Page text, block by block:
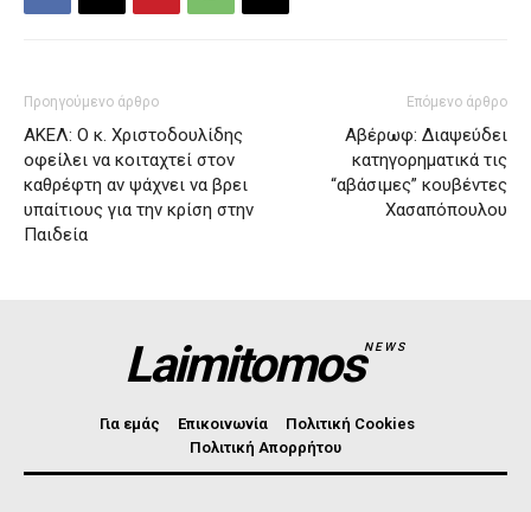
Προηγούμενο άρθρο
ΑΚΕΛ: Ο κ. Χριστοδουλίδης
οφείλει να κοιταχτεί στον
καθρέφτη αν ψάχνει να βρει
υπαίτιους για την κρίση στην
Παιδεία
Επόμενο άρθρο
Αβέρωφ: Διαψεύδει
κατηγορηματικά τις
“αβάσιμες” κουβέντες
Χασαπόπουλου
LaimitomosNEWS
Για εμάς Επικοινωνία
Πολιτική Cookies
Πολιτική Απορρήτου